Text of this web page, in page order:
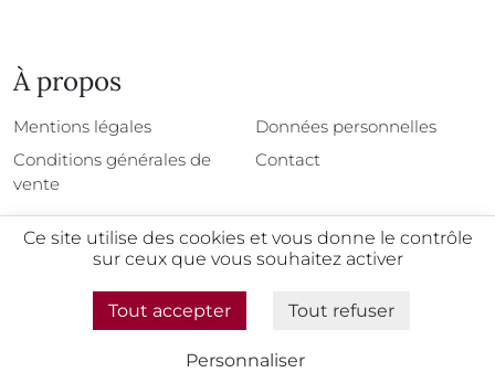
À propos
À propos
Mentions légales
Conditions générales de
vente
Données personnelles
Contact
L'abus d'alcool est dangereux pour la santé, à
consommer avec modération
Ce site utilise des cookies et vous donne le contrôle
sur ceux que vous souhaitez activer
Tout accepter Tout refuser
Personnaliser